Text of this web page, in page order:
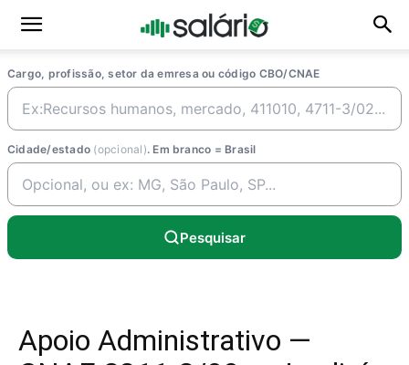
Cargo, profissão, setor da emresa ou código CBO/CNAE
Cidade/estado (opcional). Em branco = Brasil
Pesquisar
Apoio Administrativo —